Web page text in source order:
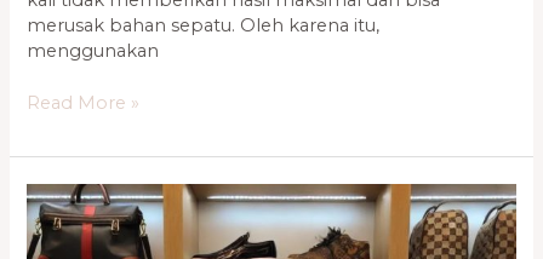
merusak bahan sepatu. Oleh karena itu,
menggunakan
Read More »
Jasa
Bag
&